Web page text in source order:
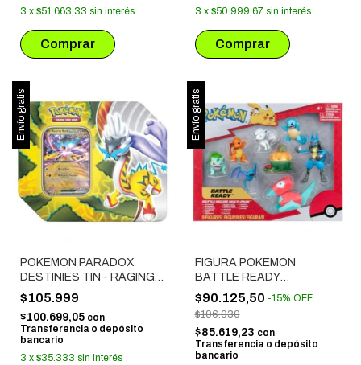
3 x $51.663,33 sin interés
3 x $50.999,67 sin interés
Envío gratis
POKEMON PARADOX
DESTINIES TIN - RAGING
BOLT EX
$105.999
$100.699,05 con
Transferencia o depósito
bancario
3 x $35.333 sin interés
Envío gratis
FIGURA POKEMON
BATTLE READY
MULTIPACK 8 FIGURES
(2542)
$90.125,50 -15% OFF
$106.030
$85.619,23 con
Transferencia o depósito
bancario